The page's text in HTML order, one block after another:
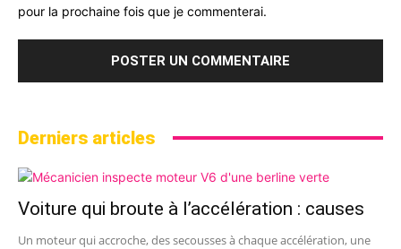
pour la prochaine fois que je commenterai.
Derniers articles
Voiture qui broute à l’accélération : causes
Un moteur qui accroche, des secousses à chaque accélération, une